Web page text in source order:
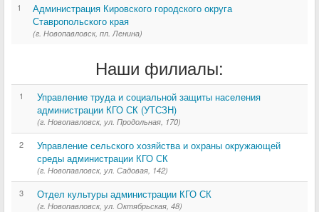
1
Администрация Кировского городского округа
Ставропольского края
(г. Новопавловск, пл. Ленина)
Наши филиалы:
1
Управление труда и социальной защиты населения
администрации КГО СК (УТСЗН)
(г. Новопавловск, ул. Продольная, 170)
2
Управление сельского хозяйства и охраны окружающей
среды администрации КГО СК
(г. Новопавловск, ул. Садовая, 142)
3 Отдел культуры администрации КГО СК
(г. Новопавловск, ул. Октябрьская, 48)